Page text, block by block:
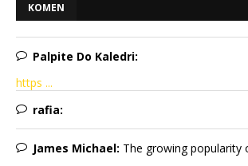
KOMEN
Palpite Do Kaledri:
https ...
rafia:
James Michael: The growing popularity